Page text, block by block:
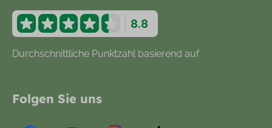
8.8
Durchschnittliche Punktzahl basierend auf
Folgen Sie uns